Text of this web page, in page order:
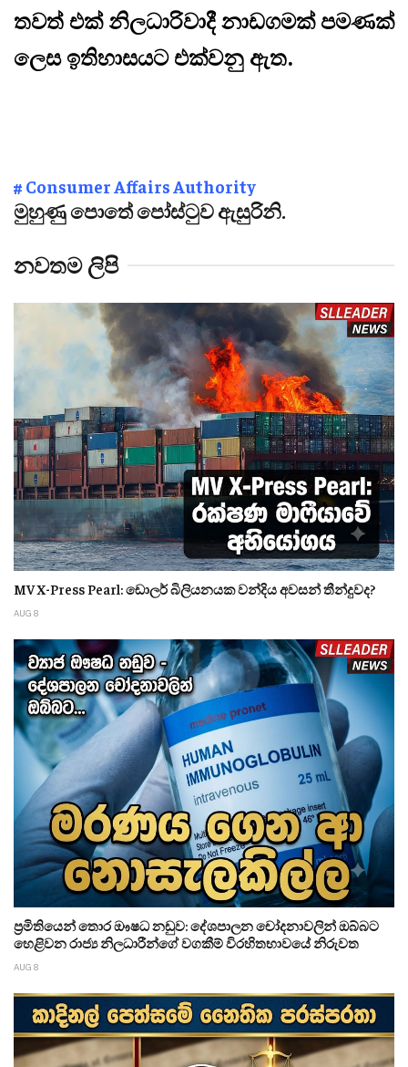
තවත් එක් නිලධාරිවාදී නාඩගමක් පමණක්
ලෙස ඉතිහාසයට එක්වනු ඇත.
# Consumer Affairs Authority
මුහුණු පොතේ පෝස්ටුව ඇසුරිනි.
නවතම ලිපි
MV X-Press Pearl: ඩොලර් බිලියනයක වන්දිය අවසන් තීන්දුවද?
AUG 8
ප්‍රමිතියෙන් තොර ඖෂධ නඩුව: දේශපාලන චෝදනාවලින් ඔබ්බට
හෙළිවන රාජ්‍ය නිලධාරීන්ගේ වගකීම් විරහිතභාවයේ නිරුවත
AUG 8